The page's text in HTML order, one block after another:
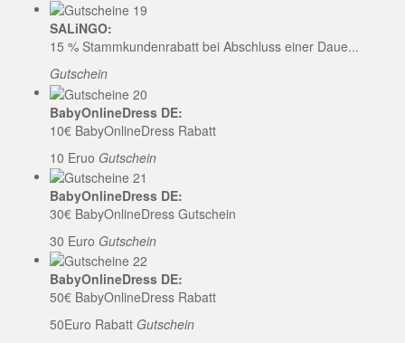
SALiNGO:
15 % Stammkundenrabatt bei Abschluss einer Daue...
Gutschein
BabyOnlineDress DE:
10€ BabyOnlineDress Rabatt
10 Eruo Gutschein
BabyOnlineDress DE:
30€ BabyOnlineDress Gutschein
30 Euro Gutschein
BabyOnlineDress DE:
50€ BabyOnlineDress Rabatt
50Euro Rabatt Gutschein